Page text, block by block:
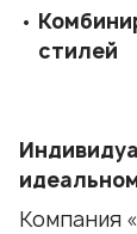
стилей
Компания